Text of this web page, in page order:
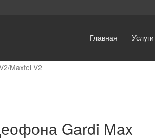
Главная Услуги
Maxtel V2
Gardi Max